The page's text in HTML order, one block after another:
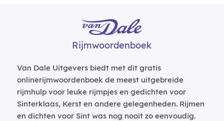
Rijmwoordenboek
Van Dale Uitgevers biedt met dit gratis
onlinerijmwoordenboek de meest uitgebreide
rijmhulp voor leuke rijmpjes en gedichten voor
Sinterklaas, Kerst en andere gelegenheden. Rijmen
en dichten voor Sint was nog nooit zo eenvoudig.